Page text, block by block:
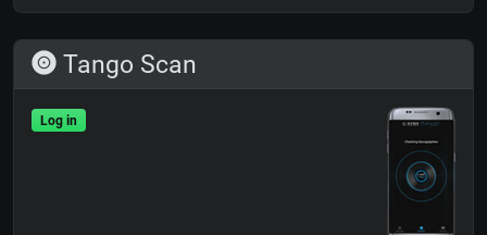
Tango Scan
Log in